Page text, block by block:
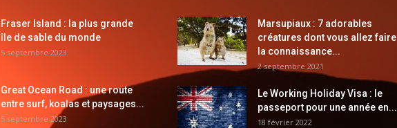
Fraser Island : la plus grande
île de sable du monde
5 septembre 2023
Great Ocean Road : une route
entre surf, koalas et paysages...
5 septembre 2023
Marsupiaux : 7 adorables
créatures dont vous allez faire
la connaissance...
2 septembre 2021
Le Working Holiday Visa : le
passeport pour une année en...
18 février 2022